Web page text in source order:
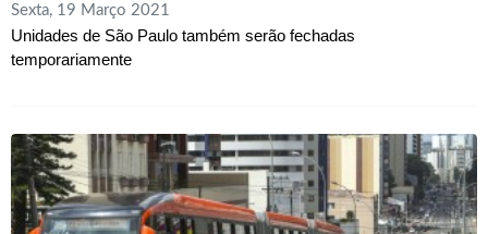
Sexta, 19 Março 2021
Unidades de São Paulo também serão fechadas
temporariamente